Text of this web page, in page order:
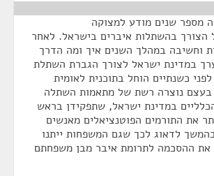
מספר שנים מודע למצוקה
הצורך בהשתלות איברים בישראל. לאחר
וחשיבה במהלך השנים איך ומה הדרך
במדינת ישראל לצורך הגברת השתלת
כשנתיים הוחל בתוכנית לאומית
נוצרה רשת של מתאמות השתלה
במדינת ישראל, שתפקידן בראש
את התורמים הפוטנציאלים מאנשים
לדאוג לכך שגם המשפחות ייתנו
את ההסכמה לתרומת איבר מבן משפחתם